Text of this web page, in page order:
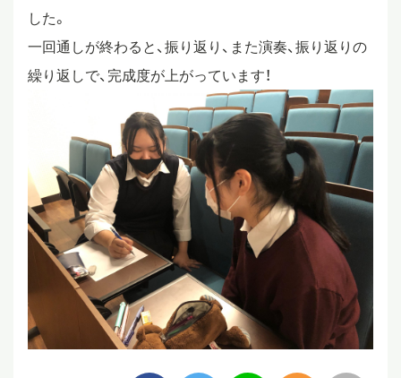
ニュース
在校生・保護者・卒業生の方へ
した。
一回通しが終わると、振り返り、また演奏、振り返りの
繰り返しで、完成度が上がっています！